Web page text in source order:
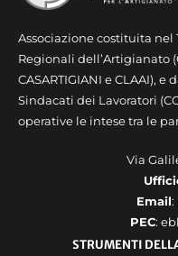
Associazione costituita
Regionali dell’Artigianato
CASARTIGIANI e CLAAI),
Sindacati dei Lavoratori
operative le intese tra le
Via
Email:
PEC:
STRUMENTI